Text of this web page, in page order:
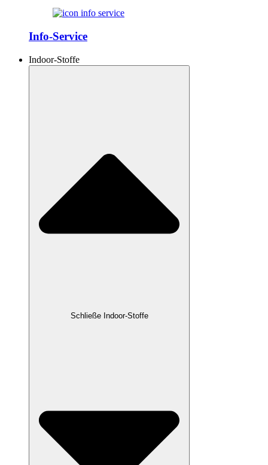
Info-Service
Indoor-Stoffe
Schließe Indoor-Stoffe